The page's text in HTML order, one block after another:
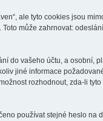
ale tyto cookies jsou
může zahrnovat:
vašeho účtu, a osobní,
jiné informace
rozhodnout, zda-li
používat stejné heslo na